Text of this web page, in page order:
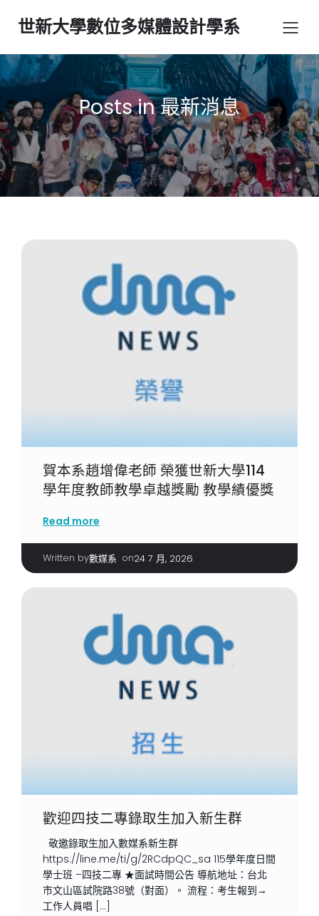
世新大學數位多媒體設計學系
Posts in 最新消息
賀本系趙增偉老師 榮獲世新大學114
學年度教師教學卓越獎勵 教學績優獎
Read more
Written by數媒系 on24 7 月, 2026
歡迎四技二專錄取生加入新生群
敬邀錄取生加入數媒系新生群
https://line.me/ti/g/2RCdpQC_sa 115學年度日間
學士班 –四技二專 ★面試時間公告 導航地址：台北
市文山區試院路38號（對面）。 流程：考生報到→
工作人員唱 […]